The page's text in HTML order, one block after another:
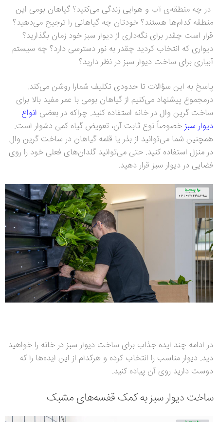
در چه منطقه‌ی آب و هوایی زندگی می‌کنید؟ گیاهان بومی این
منطقه کدام‌ها هستند؟ خودتان چه گیاهانی را ترجیح می‌دهید؟
قرار است چقدر برای نگه‌داری از دیوار سبز خود زمان بگذارید؟
دیواری که انتخاب کردید چقدر به نور دسترسی دارد؟ چه سیستم
آبیاری برای ساخت دیوار سبز در نظر دارید؟
پاسخ به این سؤالات تا حدودی تکلیف شمارا روشن می‌کند.
درمجموع پیشنهاد می‌کنیم از گیاهان بومی با عمر مفید بالا برای
ساخت گرین وال در خانه استفاده کنید. چراکه در بعضی انواع
دیوار سبزخصوصاً نوع ثابت آن، تعویض گیاه کمی دشوار است.
همچنین شما می‌توانید از بذر یا قلمه گیاهان در ساخت گرین وال
در منزل استفاده کنید. حتی می‌توانید گلدان‌های فعلی خود را روی
فضایی در دیوار سبز قرار دهید.
در ادامه چند ایده جذاب برای ساخت دیوار سبز در خانه را خواهید
دید. دیوار مناسب را انتخاب کرده و هرکدام از این ایده‌ها را که
دوست دارید روی آن پیاده کنید.
ساخت دیوار سبز به کمک قفسه‌های مشبک